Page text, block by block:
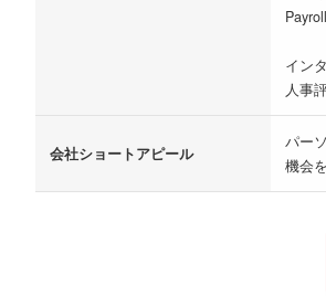
イン
人事
会社ショートアピール
パー
機会